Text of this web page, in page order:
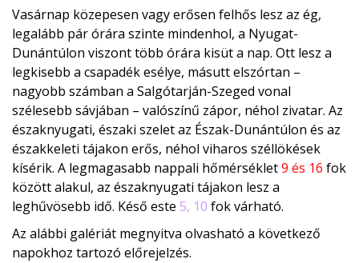
Vasárnap közepesen vagy erősen felhős lesz az ég,
legalább pár órára szinte mindenhol, a Nyugat-
Dunántúlon viszont több órára kisüt a nap. Ott lesz a
legkisebb a csapadék esélye, másutt elszórtan –
nagyobb számban a Salgótarján-Szeged vonal
szélesebb sávjában – valószínű zápor, néhol zivatar. Az
északnyugati, északi szelet az Észak-Dunántúlon és az
északkeleti tájakon erős, néhol viharos széllökések
kísérik. A legmagasabb nappali hőmérséklet9 és 16 fok
között alakul, az északnyugati tájakon lesz a
leghűvösebb idő. Késő este 5, 10 fok várható.
Az alábbi galériát megnyitva olvasható a következő
napokhoz tartozó előrejelzés.